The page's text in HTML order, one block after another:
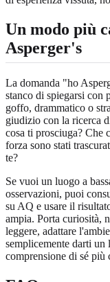
Un modo più
Asperger's
La domanda "ho
stanco di spiegarsi con
goffo, drammatico o
giudizio con la ricerca
cosa ti prosciuga? Che
forza sono stati
te?
Se vuoi un luogo a
osservazioni, puoi
su AQ e usare il
ampia. Porta curiosità,
leggere, adattare
semplicemente darti
comprensione di sé più